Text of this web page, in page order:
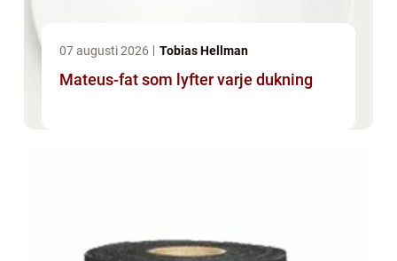
07 augusti 2026 Tobias Hellman
Mateus-fat som lyfter varje dukning